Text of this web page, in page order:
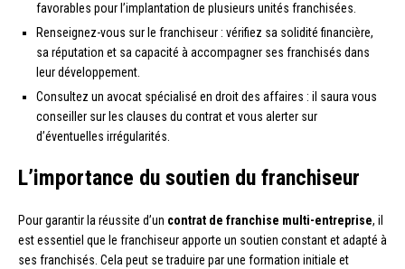
favorables pour l’implantation de plusieurs unités franchisées.
Renseignez-vous sur le franchiseur : vérifiez sa solidité financière,
sa réputation et sa capacité à accompagner ses franchisés dans
leur développement.
Consultez un avocat spécialisé en droit des affaires : il saura vous
conseiller sur les clauses du contrat et vous alerter sur
d’éventuelles irrégularités.
L’importance du soutien du franchiseur
Pour garantir la réussite d’un contrat de franchise multi-entreprise, il
est essentiel que le franchiseur apporte un soutien constant et adapté à
ses franchisés. Cela peut se traduire par une formation initiale et